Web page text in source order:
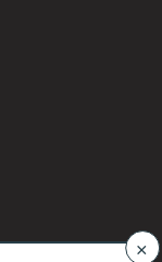
×